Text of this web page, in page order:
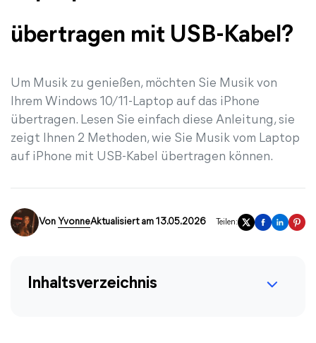
übertragen mit USB-Kabel?
Um Musik zu genießen, möchten Sie Musik von
Ihrem Windows 10/11-Laptop auf das iPhone
übertragen. Lesen Sie einfach diese Anleitung, sie
zeigt Ihnen 2 Methoden, wie Sie Musik vom Laptop
auf iPhone mit USB-Kabel übertragen können.
Von YvonneAktualisiert am 13.05.2026 Teilen:
Inhaltsverzeichnis